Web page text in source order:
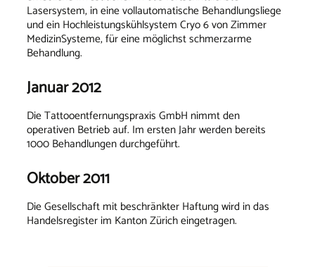
Lasersystem, in eine vollautomatische Behandlungsliege
und ein Hochleistungskühlsystem Cryo 6 von Zimmer
MedizinSysteme, für eine möglichst schmerzarme
Behandlung.
Januar 2012
Die Tattooentfernungspraxis GmbH nimmt den
operativen Betrieb auf. Im ersten Jahr werden bereits
1000 Behandlungen durchgeführt.
Oktober 2011
Die Gesellschaft mit beschränkter Haftung wird in das
Handelsregister im Kanton Zürich eingetragen.